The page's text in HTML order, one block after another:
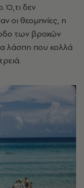
Ό,τι δεν
οι θεομηνίες, η
των βροχών
λάσπη που κολλά